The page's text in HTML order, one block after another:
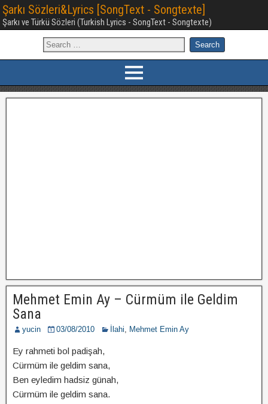
Şarkı Sözleri&Lyrics [SongText - Songtexte]
Şarkı ve Türkü Sözleri (Turkish Lyrics - SongText - Songtexte)
Mehmet Emin Ay – Cürmüm ile Geldim
Sana
yucin 03/08/2010 İlahi, Mehmet Emin Ay
Ey rahmeti bol padişah,
Cürmüm ile geldim sana,
Ben eyledim hadsiz günah,
Cürmüm ile geldim sana.